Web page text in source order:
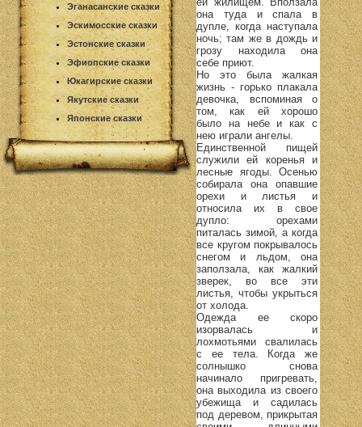
Эганасанские сказки
Эскимосские сказки
Эстонские сказки
Эфиопские сказки
Юкагирские сказки
Якутские сказки
Японские сказки
она туда и спала в
дупле, когда наступала
ночь; там же в дождь и
грозу находила она
себе приют.
Но это была жалкая
жизнь - горько плакала
девочка, вспоминая о
том, как ей хорошо
было на небе и как с
нею играли ангелы.
Единственной пищей
служили ей коренья и
лесные ягоды. Осенью
собирала она опавшие
орехи и листья и
относила их в свое
дупло: орехами
питалась зимой, а когда
все кругом покрывалось
снегом и льдом, она
заползала, как жалкий
зверек, во все эти
листья, чтобы укрыться
от холода.
Одежда ее скоро
изорвалась и
лохмотьями свалилась
с ее тела. Когда же
солнышко снова
начинало пригревать,
она выходила из своего
убежища и садилась
под деревом, прикрытая